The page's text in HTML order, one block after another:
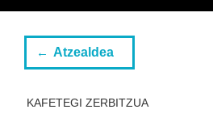
Atzealdea
KAFETEGI ZERBITZUA